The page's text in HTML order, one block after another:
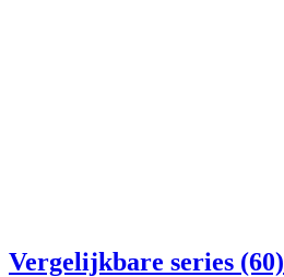
Vergelijkbare series (60)